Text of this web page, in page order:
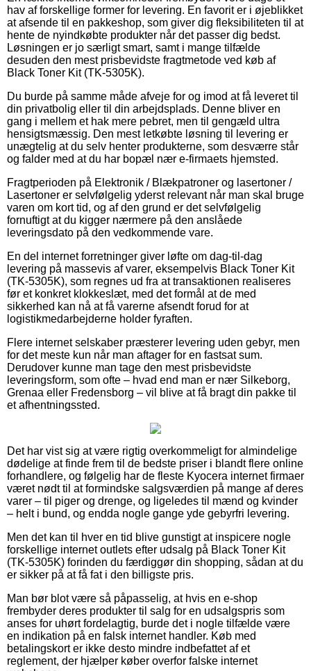
hav af forskellige former for levering. En favorit er i øjeblikket
at afsende til en pakkeshop, som giver dig fleksibiliteten til at
hente de nyindkøbte produkter når det passer dig bedst.
Løsningen er jo særligt smart, samt i mange tilfælde
desuden den mest prisbevidste fragtmetode ved køb af
Black Toner Kit (TK-5305K).
Du burde på samme måde afveje for og imod at få leveret til
din privatbolig eller til din arbejdsplads. Denne bliver en
gang i mellem et hak mere pebret, men til gengæld ultra
hensigtsmæssig. Den mest letkøbte løsning til levering er
unægtelig at du selv henter produkterne, som desværre står
og falder med at du har bopæl nær e-firmaets hjemsted.
Fragtperioden på Elektronik / Blækpatroner og lasertoner /
Lasertoner er selvfølgelig yderst relevant når man skal bruge
varen om kort tid, og af den grund er det selvfølgelig
fornuftigt at du kigger nærmere på den anslåede
leveringsdato på den vedkommende vare.
En del internet forretninger giver løfte om dag-til-dag
levering på massevis af varer, eksempelvis Black Toner Kit
(TK-5305K), som regnes ud fra at transaktionen realiseres
før et konkret klokkeslæt, med det formål at de med
sikkerhed kan nå at få varerne afsendt forud for at
logistikmedarbejderne holder fyraften.
Flere internet selskaber præsterer levering uden gebyr, men
for det meste kun når man aftager for en fastsat sum.
Derudover kunne man tage den mest prisbevidste
leveringsform, som ofte – hvad end man er nær Silkeborg,
Grenaa eller Fredensborg – vil blive at få bragt din pakke til
et afhentningssted.
Det har vist sig at være rigtig overkommeligt for almindelige
dødelige at finde frem til de bedste priser i blandt flere online
forhandlere, og følgelig har de fleste Kyocera internet firmaer
været nødt til at formindske salgsværdien på mange af deres
varer – til piger og drenge, og ligeledes til mænd og kvinder
– helt i bund, og endda nogle gange yde gebyrfri levering.
Men det kan til hver en tid blive gunstigt at inspicere nogle
forskellige internet outlets efter udsalg på Black Toner Kit
(TK-5305K) forinden du færdiggør din shopping, sådan at du
er sikker på at få fat i den billigste pris.
Man bør blot være så påpasselig, at hvis en e-shop
frembyder deres produkter til salg for en udsalgspris som
anses for uhørt fordelagtig, burde det i nogle tilfælde være
en indikation på en falsk internet handler. Køb med
betalingskort er ikke desto mindre indbefattet af et
reglement, der hjælper køber overfor falske internet